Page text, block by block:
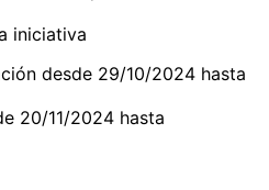
iniciativa
desde 29/10/2024 hasta
20/11/2024 hasta